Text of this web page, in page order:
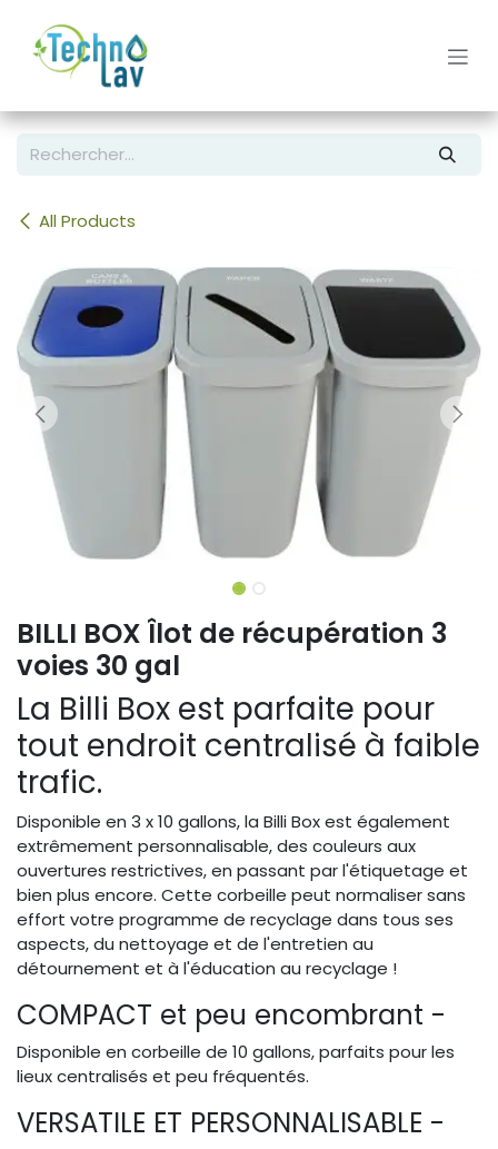
All Products
BILLI BOX Îlot de récupération 3
voies 30 gal
La Billi Box est parfaite pour
tout endroit centralisé à faible
trafic.
Disponible en 3 x 10 gallons, la Billi Box est également
extrêmement personnalisable, des couleurs aux
ouvertures restrictives, en passant par l'étiquetage et
bien plus encore. Cette corbeille peut normaliser sans
effort votre programme de recyclage dans tous ses
aspects, du nettoyage et de l'entretien au
détournement et à l'éducation au recyclage !
COMPACT et peu encombrant -
Disponible en corbeille de 10 gallons, parfaits pour les
lieux centralisés et peu fréquentés.
VERSATILE ET PERSONNALISABLE -